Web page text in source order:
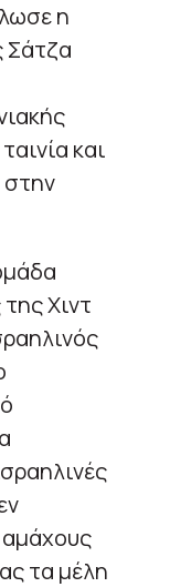
η
Σάτζα
και
στην
Χιντ
τα μέλη